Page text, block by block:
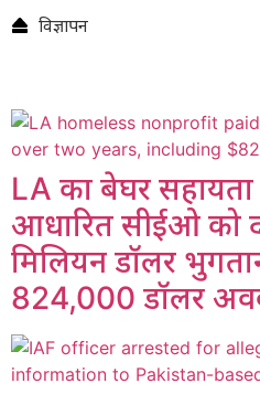
विज्ञापन
LA का बेघर
आधारित सीईओ को
मिलियन डॉलर
824,000 डॉलर